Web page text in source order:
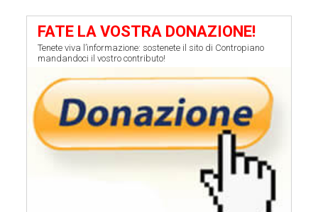
FATE LA VOSTRA DONAZIONE!
Tenete viva l’informazione: sostenete il sito di Contropiano
mandandoci il vostro contributo!